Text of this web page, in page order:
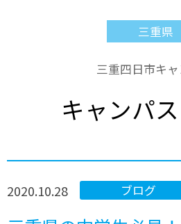
三重県
三重四日市キ
キャンパ
ブログ
2020.10.28